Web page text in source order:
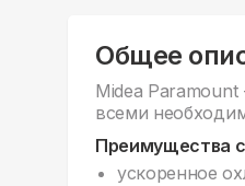
Общее
Midea
всеми
Преимущества
ускоренное